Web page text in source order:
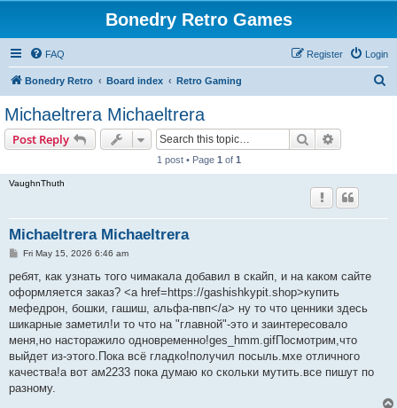
Bonedry Retro Games
FAQ Login
Register
Bonedry Retro Board index Retro Gaming
Michaeltrera Michaeltrera
Post Reply Search
1 post • Page 1 of 1
VaughnThuth
Michaeltrera Michaeltrera
P
s
Fri May 15, 2026 6:46 am
ребят, как узнать того чимакала добавил в скайп, и на каком сайте
оформляется заказ? <a href=https://gashishkypit.shop>купить
мефедрон, бошки, гашиш, альфа-пвп</a> ну то что ценники здесь
шикарные заметил!и то что на "главной"-это и заинтересовало
меня,но насторажило одновременно!ges_hmm.gifПосмотрим,что
выйдет из-этого.Пока всё гладко!получил посыль.мхе отличного
качества!а вот ам2233 пока думаю ко скольки мутить.все пишут по
разному.